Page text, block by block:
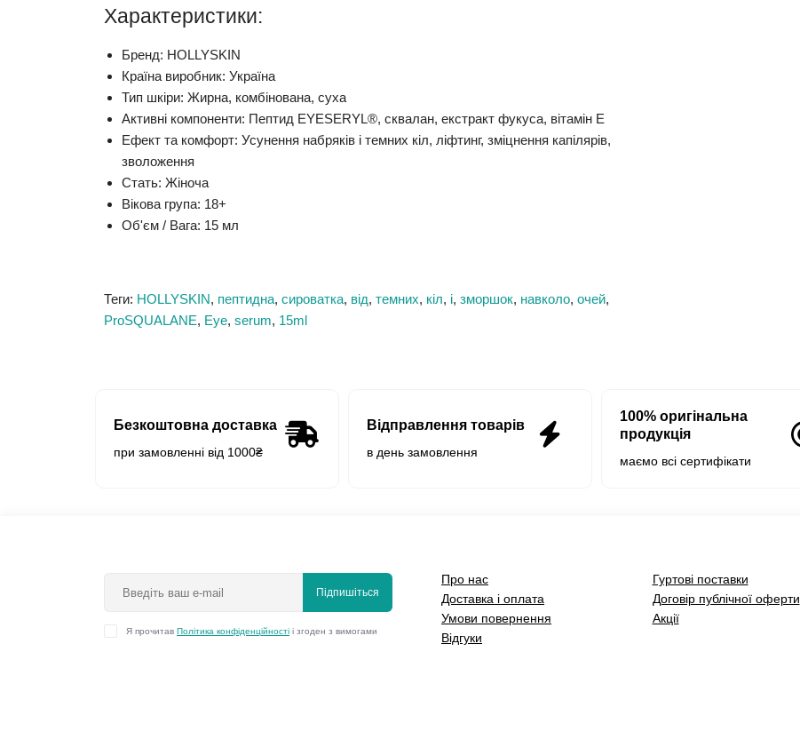
Характеристики:
Бренд: HOLLYSKIN
Країна виробник: Україна
Тип шкіри: Жирна, комбінована, суха
Активні компоненти: Пептид EYESERYL®, сквалан, екстракт фукуса, вітамін Е
Ефект та комфорт: Усунення набряків і темних кіл, ліфтинг, зміцнення капілярів,
зволоження
Стать: Жіноча
Вікова група: 18+
Об'єм / Вага: 15 мл
Теги: HOLLYSKIN, пептидна, сироватка, від, темних, кіл, і, зморшок, навколо, очей,
ProSQUALANE, Eye, serum, 15ml
Безкоштовна доставка
при замовленні від 1000₴
Відправлення товарів
в день замовлення
100% оригінальна
продукція
маємо всі сертифікати
Підпишіться
Я прочитав Політика конфіденційності і згоден з вимогами
Про нас
Доставка і оплата
Умови повернення
Відгуки
Гуртові поставки
Договір публічної оферти
Акції